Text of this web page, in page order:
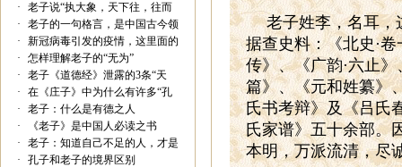
·
老子说“执大象，天下往，往而
·
老子的一句格言，是中国古今领
·
新冠病毒引发的疫情，这里面的
·
怎样理解老子的“无为”
·
老子《道德经》泄露的3条“天
·
在《庄子》中为什么有许多“孔
·
老子：什么是有德之人
·
《老子》是中国人必读之书
·
老子：知道自己不足的人，才是
·
孔子和老子的境界区别
老子姓李，名耳，
据查史料：《北史·
传》、《广韵·六止
篇》、《元和姓纂》
氏书考辩》及《吕氏
氏家谱》五十余部。
本明，万派流清，尽